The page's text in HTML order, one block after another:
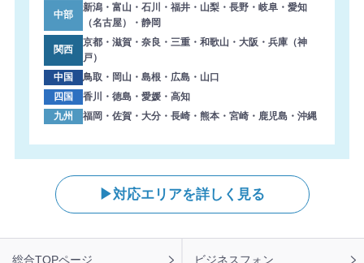
2026年8月7日 13:38
【徳島県】複合機 KONICA MINOLTA 導入のお問い合わせ
を頂きました。ありがとうございます。
2026年8月7日 13:27
【岐阜県】コピー機 RICOH 導入のお問い合わせを頂きま
した。ありがとうございます。
2026年8月7日 12:59
【東京都】コピー機 Canon 導入のお問い合わせを頂きま
した。ありがとうございます。
2026年8月7日 12:47
中部
新潟・富山・石川・福井・山梨・長野・岐阜・愛知
（名古屋）・静岡
関西
京都・滋賀・奈良・三重・和歌山・大阪・兵庫（神
戸）
中国
鳥取・岡山・島根・広島・山口
四国
香川・徳島・愛媛・高知
九州
福岡・佐賀・大分・長崎・熊本・宮崎・鹿児島・沖縄
対応エリアを詳しく見る
総合TOPページ ビジネスフォン